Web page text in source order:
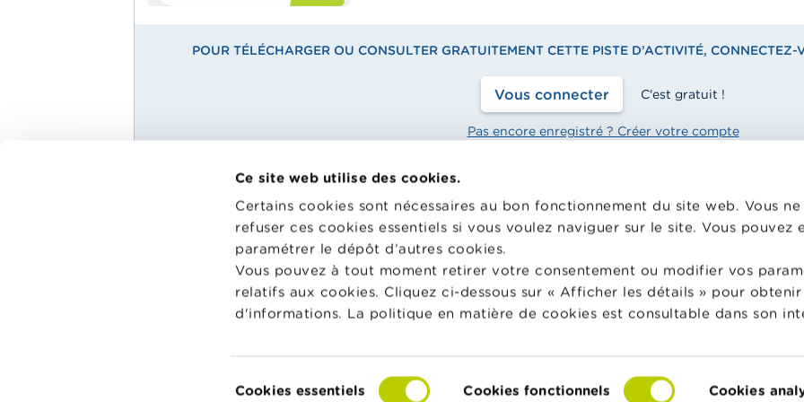
Ce site web utilise des cookies.
Certains cookies sont nécessaires au bon fonctionnement du site web. Vous
refuser ces cookies essentiels si vous voulez naviguer sur le site. Vous pouvez
paramétrer le dépôt d’autres cookies.
Vous pouvez à tout moment retirer votre consentement ou modifier vos
relatifs aux cookies. Cliquez ci-dessous sur « Afficher les détails » pour
d'informations. La politique en matière de cookies est consultable dans son
Cookies essentiels Cookies fonctionnels Cookies
POUR TÉLÉCHARGER OU CONSULTER GRATUITEMENT CETTE PISTE D’ACTIVITÉ,
Vous connecter C'est gratuit !
Pas encore enregistré ? Créer votre compte
Matériel pédagogique
Wikifin School met gratuitement à
disposition des enseignants du matériel
pédagogique varié et des formations pour
les aider à faire de l’éducation financière
et à la consommation responsable en
classe.
Wikifin.be est un site internet
Il met gratuitement à votre
une information
pratique. Il est sans aucun lien